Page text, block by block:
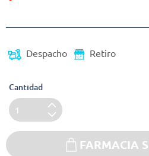
Despacho Retiro
Cantidad
FARMACIA